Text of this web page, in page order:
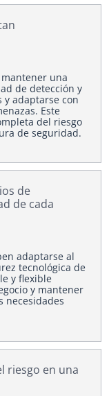
una
de detección y
adaptarse con
Este
del riesgo
de seguridad.
de
de cada
adaptarse al
tecnológica de
y flexible
y mantener
necesidades
riesgo en una